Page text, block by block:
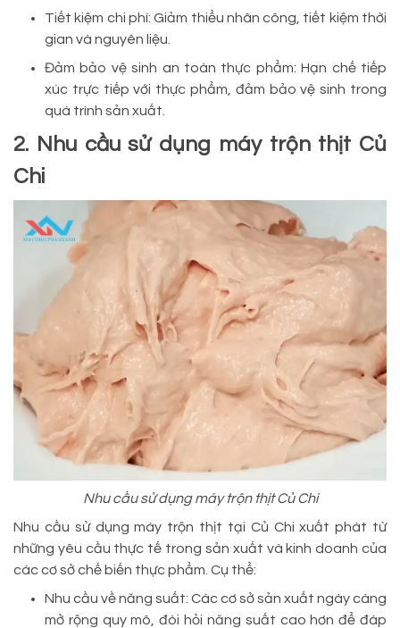
Tiết kiệm chi phí: Giảm thiểu nhân công, tiết kiệm thời
gian và nguyên liệu.
Đảm bảo vệ sinh an toàn thực phẩm: Hạn chế tiếp
xúc trực tiếp với thực phẩm, đảm bảo vệ sinh trong
quá trình sản xuất.
2. Nhu cầu sử dụng máy trộn thịt Củ
Chi
Nhu cầu sử dụng máy trộn thịt Củ Chi
Nhu cầu sử dụng máy trộn thịt tại Củ Chi xuất phát từ
những yêu cầu thực tế trong sản xuất và kinh doanh của
các cơ sở chế biến thực phẩm. Cụ thể:
Nhu cầu về năng suất: Các cơ sở sản xuất ngày càng
mở rộng quy mô, đòi hỏi năng suất cao hơn để đáp